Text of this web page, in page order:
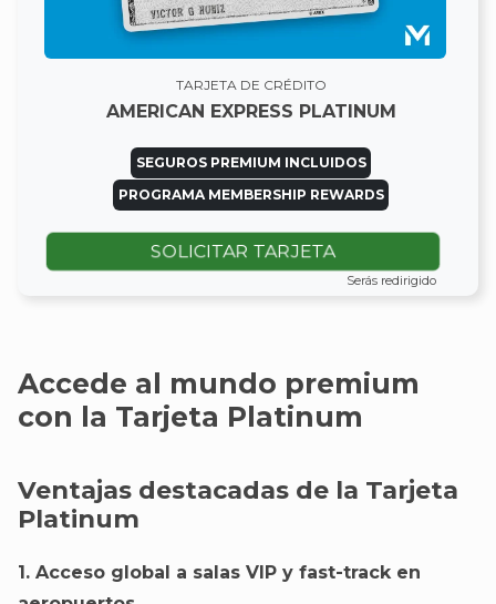
TARJETA DE CRÉDITO
AMERICAN EXPRESS PLATINUM
SEGUROS PREMIUM INCLUIDOS
PROGRAMA MEMBERSHIP REWARDS
SOLICITAR TARJETA
Serás redirigido
Accede al mundo premium
con la Tarjeta Platinum
Ventajas destacadas de la Tarjeta
Platinum
1. Acceso global a salas VIP y fast-track en